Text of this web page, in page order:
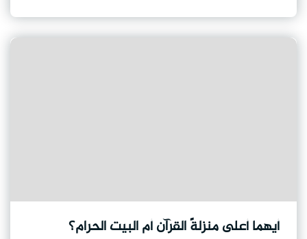
أيهما أعلى منزلةً القرآن أم البيت الحرام؟